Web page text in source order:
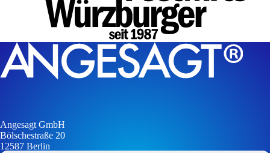
Angesagt GmbH
Bölschestraße 20
12587 Berlin